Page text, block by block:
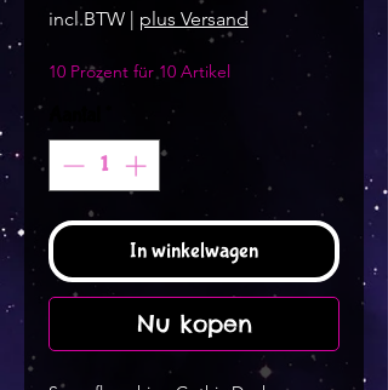
incl.BTW | plus Versand
10 Prozent für 10 Artikel
In winkelwagen
Nu kopen